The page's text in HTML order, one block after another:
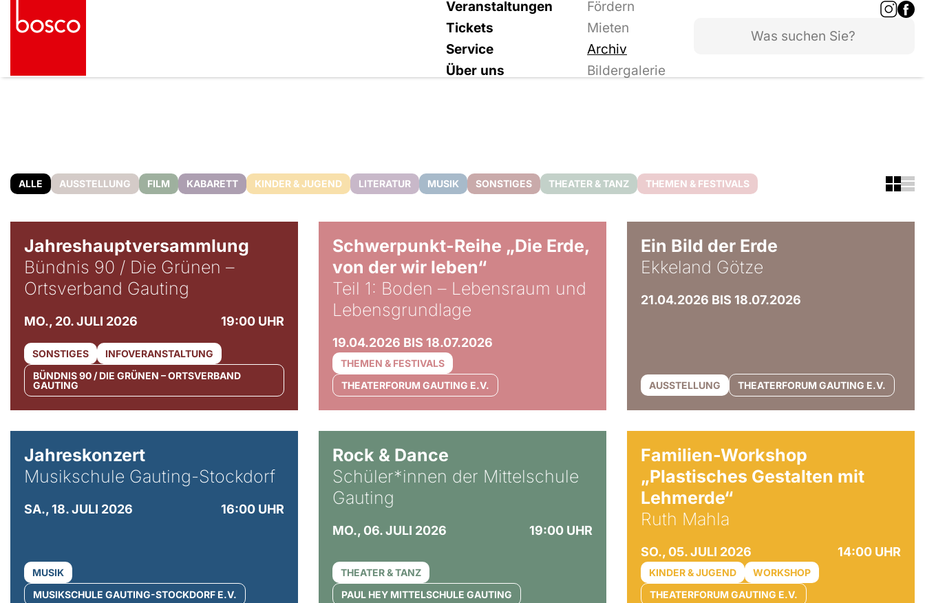
Veranstaltungen
Fördern
Tickets
Mieten
Service
Archiv
Über uns
Bildergalerie
ALLE AUSSTELLUNG FILM KABARETT KINDER & JUGEND LITERATUR MUSIK SONSTIGES THEATER & TANZ THEMEN & FESTIVALS
Jahreshauptversammlung
Bündnis 90 / Die Grünen –
Ortsverband Gauting
MO., 20. JULI 2026 19:00 UHR
SONSTIGES
INFOVERANSTALTUNG
BÜNDNIS 90 / DIE GRÜNEN – ORTSVERBAND
GAUTING
Schwerpunkt-Reihe „Die Erde,
von der wir leben“
Teil 1: Boden – Lebensraum und
Lebensgrundlage
19.04.2026 BIS 18.07.2026
THEMEN & FESTIVALS
THEATERFORUM GAUTING E.V.
Ein Bild der Erde
Ekkeland Götze
21.04.2026 BIS 18.07.2026
AUSSTELLUNG THEATERFORUM GAUTING E.V.
Jahreskonzert
Musikschule Gauting-Stockdorf
SA., 18. JULI 2026 16:00 UHR
MUSIK
MUSIKSCHULE GAUTING-STOCKDORF E.V.
Rock & Dance
Schüler*innen der Mittelschule
Gauting
MO., 06. JULI 2026 19:00 UHR
THEATER & TANZ
PAUL HEY MITTELSCHULE GAUTING
Familien-Workshop
„Plastisches Gestalten mit
Lehmerde“
Ruth Mahla
SO., 05. JULI 2026 14:00 UHR
KINDER & JUGEND
WORKSHOP
THEATERFORUM GAUTING E.V.